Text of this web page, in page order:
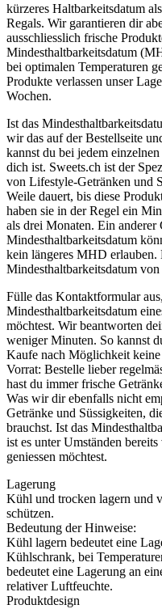
kürzeres Haltbarkeitsdatum
Regals. Wir garantieren dir
ausschliesslich frische
Mindesthaltbarkeitsdatum
bei optimalen Temperaturen
Produkte verlassen unser
Wochen.
Ist das
wir das auf der Bestellseite
kannst du bei jedem
dich ist. Sweets.ch ist der
von Lifestyle-Getränken und
Weile dauert, bis diese
haben sie in der Regel ein
als drei Monaten. Ein
Mindesthaltbarkeitsdatum
kein längeres MHD erlauben.
Mindesthaltbarkeitsdatum
Fülle das Kontaktformular
Mindesthaltbarkeitsdatum
möchtest. Wir beantworten
weniger Minuten. So kannst
Kaufe nach Möglichkeit
Vorrat: Bestelle lieber
hast du immer frische
Was wir dir ebenfalls nicht
Getränke und Süssigkeiten,
brauchst. Ist das
ist es unter Umständen
geniessen möchtest.
Lagerung
Kühl und trocken lagern und
schützen.
Bedeutung der Hinweise:
Kühl lagern bedeutet eine
Kühlschrank, bei
bedeutet eine Lagerung an
relativer Luftfeuchte.
Produktdesign